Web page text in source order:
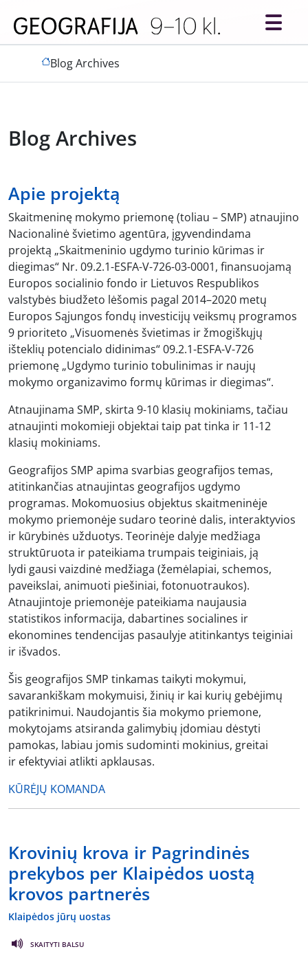
Blog Archives
Blog Archives
Apie projektą
Skaitmeninę mokymo priemonę (toliau – SMP) atnaujino
Nacionalinė švietimo agentūra, įgyvendindama
projektą „Skaitmeninio ugdymo turinio kūrimas ir
diegimas“ Nr. 09.2.1-ESFA-V-726-03-0001, finansuojamą
Europos socialinio fondo ir Lietuvos Respublikos
valstybės biudžeto lėšomis pagal 2014–2020 metų
Europos Sąjungos fondų investicijų veiksmų programos
9 prioriteto „Visuomenės švietimas ir žmogiškųjų
išteklių potencialo didinimas“ 09.2.1-ESFA-V-726
priemonę „Ugdymo turinio tobulinimas ir naujų
mokymo organizavimo formų kūrimas ir diegimas“.
Atnaujinama SMP, skirta 9-10 klasių mokiniams, tačiau
atnaujinti mokomieji objektai taip pat tinka ir 11-12
klasių mokiniams.
Geografijos SMP apima svarbias geografijos temas,
atitinkančias atnaujintas geografijos ugdymo
programas. Mokomuosius objektus skaitmeninėje
mokymo priemonėje sudaro teorinė dalis, interaktyvios
ir kūrybinės užduotys. Teorinėje dalyje medžiaga
struktūruota ir pateikiama trumpais teiginiais, ją
lydi gausi vaizdinė medžiaga (žemėlapiai, schemos,
paveikslai, animuoti piešiniai, fotonuotraukos).
Atnaujintoje priemonėje pateikiama naujausia
statistikos informacija, dabartines socialines ir
ekonomines tendencijas pasaulyje atitinkantys teiginiai
ir išvados.
Šis geografijos SMP tinkamas taikyti mokymui,
savarankiškam mokymuisi, žinių ir kai kurių gebėjimų
patikrinimui. Naudojantis šia mokymo priemone,
mokytojams atsiranda galimybių įdomiau dėstyti
pamokas, labiau jomis sudominti mokinius, greitai
ir efektyviai atlikti apklausas.
KŪRĖJŲ KOMANDA
Krovinių krova ir Pagrindinės
prekybos per Klaipėdos uostą
krovos partnerės
Klaipėdos jūrų uostas
SKAITYTI BALSU